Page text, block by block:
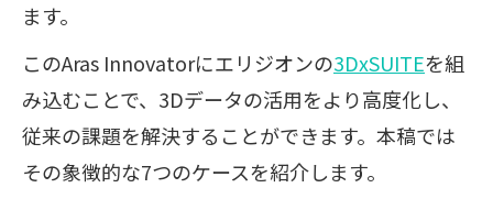
ます。
このAras Innovatorにエリジオンの3DxSUITEを組
み込むことで、3Dデータの活用をより高度化し、
従来の課題を解決することができます。本稿では
その象徴的な7つのケースを紹介します。